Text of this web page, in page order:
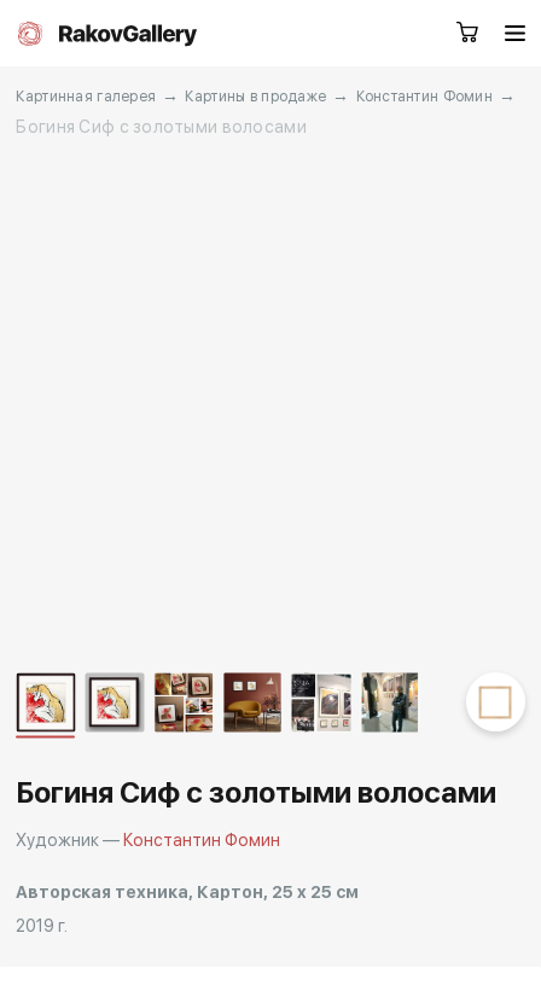
Картинная галерея → Картины в продаже → Константин Фомин
→
Богиня Сиф с золотыми волосами
Богиня Сиф с золотыми волосами
Художник — Константин Фомин
Авторская техника, Картон, 25 x 25 см
2019 г.